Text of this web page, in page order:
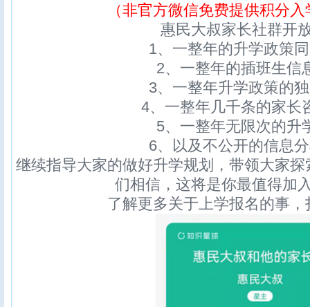
（非官方微信免费提供积分
惠民大叔家长社群开
1、一整年的升学政策
2、一整年的插班生信
3、一整年升学政策的
4、一整年几千条的家长
5、一整年无限次的升
6、以及不公开的信息
继续指导大家的做好升学规划，带领大家
们相信，这将是你最值得加
了解更多关于上学报名的事